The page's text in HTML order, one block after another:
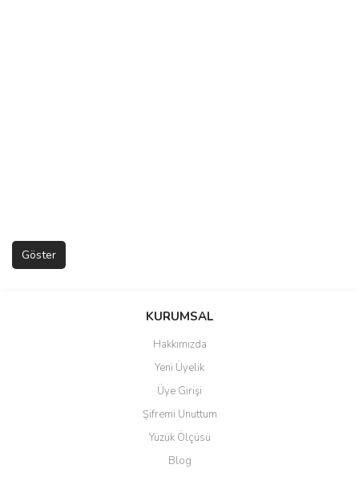
KURUMSAL
Hakkımızda
Yeni Üyelik
Üye Girişi
Şifremi Unuttum
Yüzük Ölçüsü
Blog